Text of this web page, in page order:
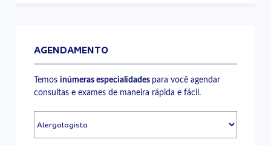
AGENDAMENTO
Temosinúmeras especialidades para você agendar
consultas e exames de maneira rápida e fácil.